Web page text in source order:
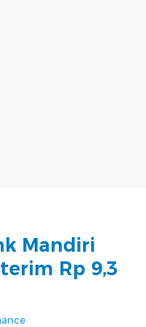
Mandiri
Rp 9,3